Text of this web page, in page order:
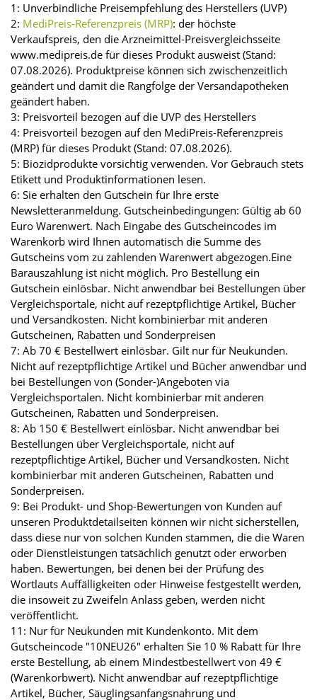
1: Unverbindliche Preisempfehlung des Herstellers (UVP)
2: MediPreis-Referenzpreis (MRP): der höchste
Verkaufspreis, den die Arzneimittel-Preisvergleichsseite
www.medipreis.de für dieses Produkt ausweist (Stand:
07.08.2026). Produktpreise können sich zwischenzeitlich
geändert und damit die Rangfolge der Versandapotheken
geändert haben.
3: Preisvorteil bezogen auf die UVP des Herstellers
4: Preisvorteil bezogen auf den MediPreis-Referenzpreis
(MRP) für dieses Produkt (Stand: 07.08.2026).
5: Biozidprodukte vorsichtig verwenden. Vor Gebrauch stets
Etikett und Produktinformationen lesen.
6: Sie erhalten den Gutschein für Ihre erste
Newsletteranmeldung. Gutscheinbedingungen: Gültig ab 60
Euro Warenwert. Nach Eingabe des Gutscheincodes im
Warenkorb wird Ihnen automatisch die Summe des
Gutscheins vom zu zahlenden Warenwert abgezogen.Eine
Barauszahlung ist nicht möglich. Pro Bestellung ein
Gutschein einlösbar. Nicht anwendbar bei Bestellungen über
Vergleichsportale, nicht auf rezeptpflichtige Artikel, Bücher
und Versandkosten. Nicht kombinierbar mit anderen
Gutscheinen, Rabatten und Sonderpreisen
7: Ab 70 € Bestellwert einlösbar. Gilt nur für Neukunden.
Nicht auf rezeptpflichtige Artikel und Bücher anwendbar und
bei Bestellungen von (Sonder-)Angeboten via
Vergleichsportalen. Nicht kombinierbar mit anderen
Gutscheinen, Rabatten und Sonderpreisen.
8: Ab 150 € Bestellwert einlösbar. Nicht anwendbar bei
Bestellungen über Vergleichsportale, nicht auf
rezeptpflichtige Artikel, Bücher und Versandkosten. Nicht
kombinierbar mit anderen Gutscheinen, Rabatten und
Sonderpreisen.
9: Bei Produkt- und Shop-Bewertungen von Kunden auf
unseren Produktdetailseiten können wir nicht sicherstellen,
dass diese nur von solchen Kunden stammen, die die Waren
oder Dienstleistungen tatsächlich genutzt oder erworben
haben. Bewertungen, bei denen bei der Prüfung des
Wortlauts Auffälligkeiten oder Hinweise festgestellt werden,
die insoweit zu Zweifeln Anlass geben, werden nicht
veröffentlicht.
11: Nur für Neukunden mit Kundenkonto. Mit dem
Gutscheincode "10NEU26" erhalten Sie 10 % Rabatt für Ihre
erste Bestellung, ab einem Mindestbestellwert von 49 €
(Warenkorbwert). Nicht anwendbar auf rezeptpflichtige
Artikel, Bücher, Säuglingsanfangsnahrung und